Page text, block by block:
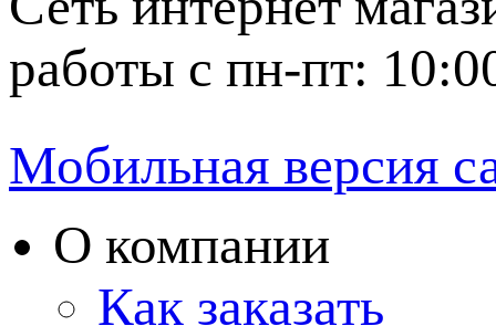
работы с пн-пт:
Мобильная версия
О компании
Как заказать